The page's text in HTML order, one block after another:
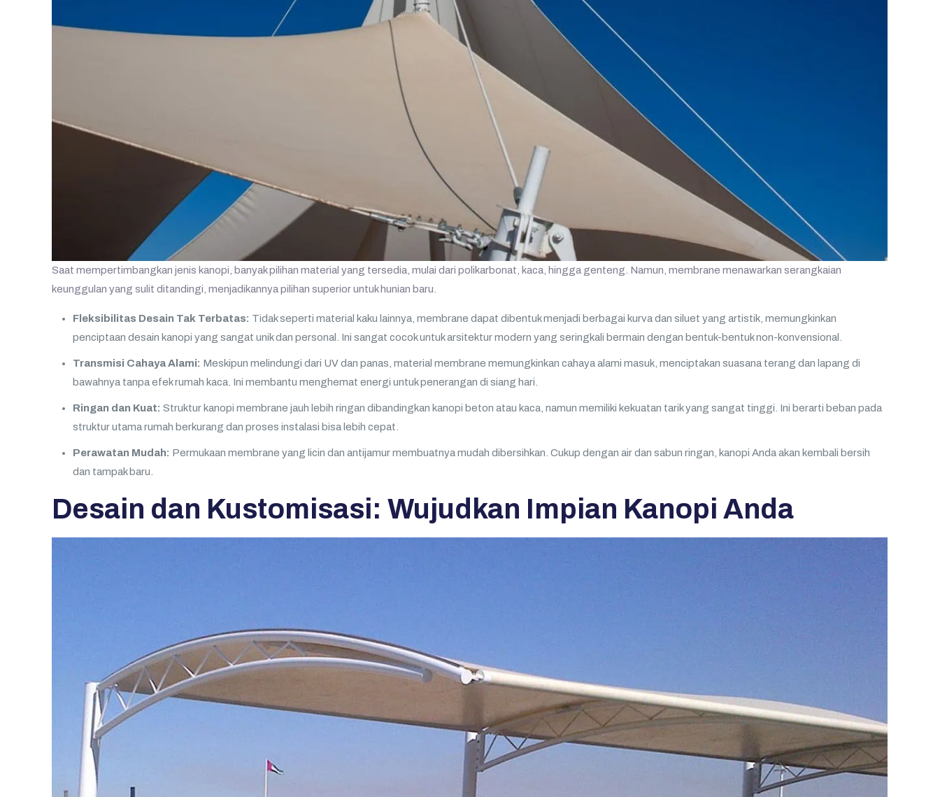
Saat mempertimbangkan jenis kanopi, banyak pilihan material yang tersedia, mulai dari polikarbonat, kaca, hingga genteng. Namun, membrane menawarkan serangkaian
keunggulan yang sulit ditandingi, menjadikannya pilihan superior untuk hunian baru.
Fleksibilitas Desain Tak Terbatas: Tidak seperti material kaku lainnya, membrane dapat dibentuk menjadi berbagai kurva dan siluet yang artistik, memungkinkan
penciptaan desain kanopi yang sangat unik dan personal. Ini sangat cocok untuk arsitektur modern yang seringkali bermain dengan bentuk-bentuk non-konvensional.
Transmisi Cahaya Alami: Meskipun melindungi dari UV dan panas, material membrane memungkinkan cahaya alami masuk, menciptakan suasana terang dan lapang di
bawahnya tanpa efek rumah kaca. Ini membantu menghemat energi untuk penerangan di siang hari.
Ringan dan Kuat: Struktur kanopi membrane jauh lebih ringan dibandingkan kanopi beton atau kaca, namun memiliki kekuatan tarik yang sangat tinggi. Ini berarti beban pada
struktur utama rumah berkurang dan proses instalasi bisa lebih cepat.
Perawatan Mudah: Permukaan membrane yang licin dan antijamur membuatnya mudah dibersihkan. Cukup dengan air dan sabun ringan, kanopi Anda akan kembali bersih
dan tampak baru.
Desain dan Kustomisasi: Wujudkan Impian Kanopi Anda